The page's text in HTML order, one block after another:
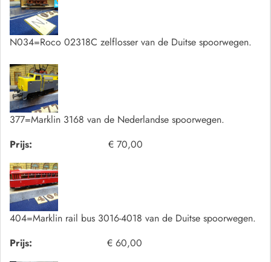
N034=Roco 02318C zelflosser van de Duitse spoorwegen.
377=Marklin 3168 van de Nederlandse spoorwegen.
Prijs:
€ 70,00
404=Marklin rail bus 3016-4018 van de Duitse spoorwegen.
Prijs:
€ 60,00